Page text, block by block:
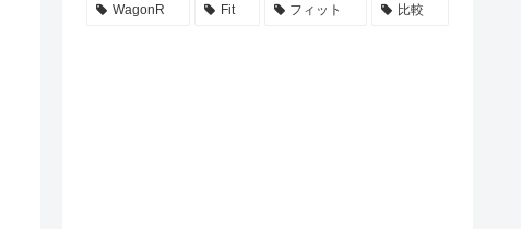
WagonR Fit フィット 比較